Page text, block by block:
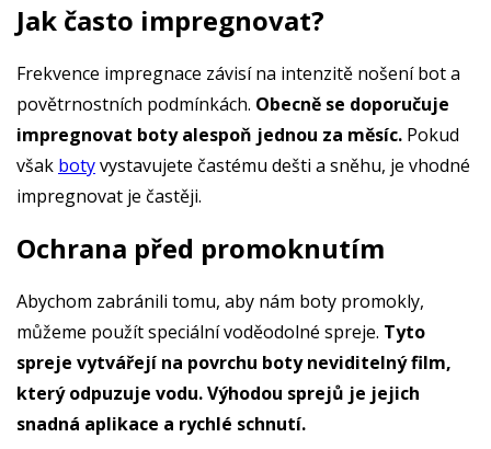
Jak často impregnovat?
Frekvence impregnace závisí na intenzitě nošení bot a
povětrnostních podmínkách. Obecně se doporučuje
impregnovat boty alespoň jednou za měsíc. Pokud
však botyvystavujete častému dešti a sněhu, je vhodné
impregnovat je častěji.
Ochrana před promoknutím
Abychom zabránili tomu, aby nám boty promokly,
můžeme použít speciální voděodolné spreje. Tyto
spreje vytvářejí na povrchu boty neviditelný film,
který odpuzuje vodu. Výhodou sprejů je jejich
snadná aplikace a rychlé schnutí.